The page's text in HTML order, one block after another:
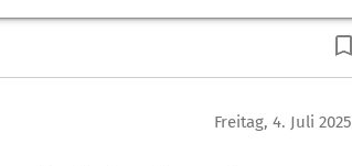
Freitag, 4. Juli 2025